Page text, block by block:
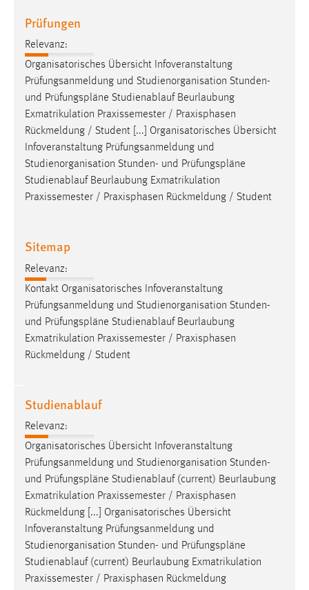
Prüfungen
Relevanz:
Organisatorisches Übersicht Infoveranstaltung
Prüfungsanmeldung und Studienorganisation Stunden-
und Prüfungspläne Studienablauf Beurlaubung
Exmatrikulation Praxissemester / Praxisphasen
Rückmeldung / Student [...] Organisatorisches Übersicht
Infoveranstaltung Prüfungsanmeldung und
Studienorganisation Stunden- und Prüfungspläne
Studienablauf Beurlaubung Exmatrikulation
Praxissemester / Praxisphasen Rückmeldung / Student
Sitemap
Relevanz:
Kontakt Organisatorisches Infoveranstaltung
Prüfungsanmeldung und Studienorganisation Stunden-
und Prüfungspläne Studienablauf Beurlaubung
Exmatrikulation Praxissemester / Praxisphasen
Rückmeldung / Student
Studienablauf
Relevanz:
Organisatorisches Übersicht Infoveranstaltung
Prüfungsanmeldung und Studienorganisation Stunden-
und Prüfungspläne Studienablauf (current) Beurlaubung
Exmatrikulation Praxissemester / Praxisphasen
Rückmeldung [...] Organisatorisches Übersicht
Infoveranstaltung Prüfungsanmeldung und
Studienorganisation Stunden- und Prüfungspläne
Studienablauf (current) Beurlaubung Exmatrikulation
Praxissemester / Praxisphasen Rückmeldung
Cookie Laufzeit:
24 Stunden
STATISTIK
Statistik Cookies erfassen Informationen anonym.
Diese Informationen helfen uns zu verstehen, wie
unsere Besucher unsere Website nutzen.
Matomo
Zweck:
Zugriffsstatistik
Cookie Laufzeit:
Max. 13 Monate
Marketing Cookies werden von Drittanbietern
Sie tun dies, indem sie Besucher über Websites
hinweg verfolgen.
Google Ads
Name:
_gcl_au
Anbieter:
Google Ireland Limited